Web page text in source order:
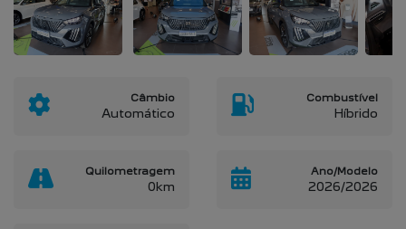
Câmbio
Automático
Combustível
Híbrido
Quilometragem
0km
Ano/Modelo
2026/2026